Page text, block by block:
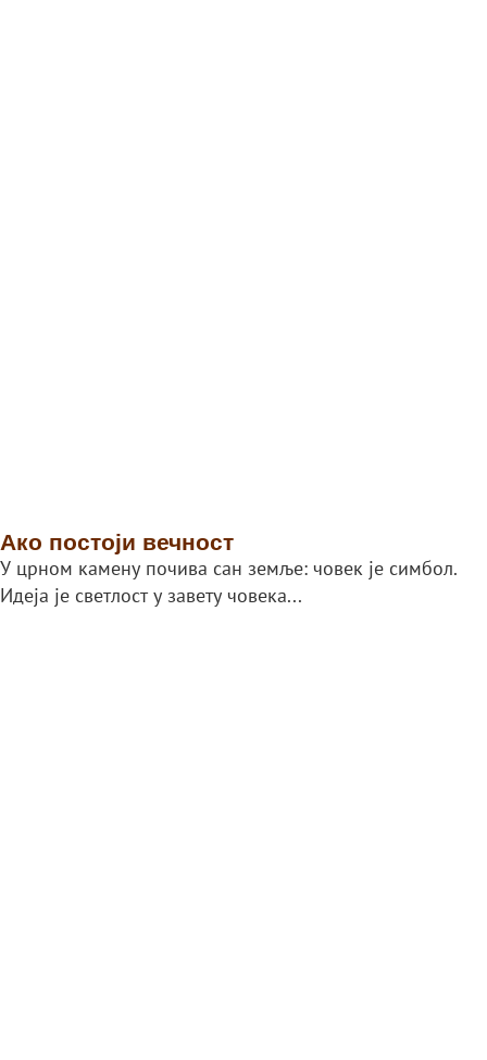
Ако постоји вечност
У црном камену почива сан земље: човек је симбол.
Идеја је светлост у завету човека...